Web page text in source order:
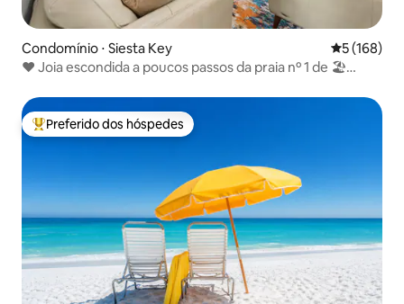
Condomínio ⋅ Siesta Key 5 de uma
5 (168)
❤️ Joia escondida a poucos passos da praia nº 1 de 🏖
Entre os melhores preferidos dos hóspedes
Preferido dos hóspedes